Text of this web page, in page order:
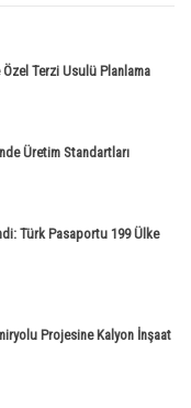
Özel Terzi Usulü Planlama
Üretim Standartları
Türk Pasaportu 199 Ülke
Projesine Kalyon İnşaat